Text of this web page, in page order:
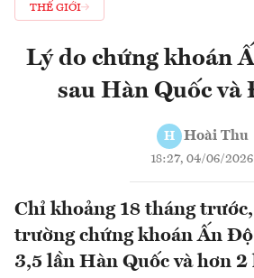
THẾ GIỚI
Lý do chứng khoán
sau Hàn Quốc và
H Hoài Thu
18:27, 04/06/2026
Chỉ khoảng 18 tháng
trường chứng khoán Ấn Độ
3,5 lần Hàn Quốc và hơn